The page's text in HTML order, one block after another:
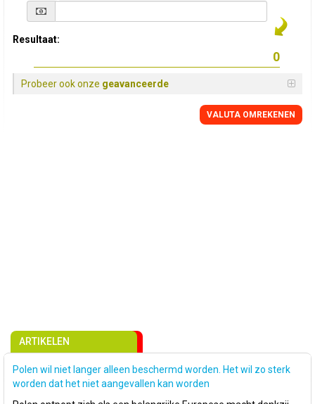
Resultaat:
Probeer ook onze geavanceerde
VALUTA OMREKENEN
ARTIKELEN
Polen wil niet langer alleen beschermd worden. Het wil zo sterk
worden dat het niet aangevallen kan worden